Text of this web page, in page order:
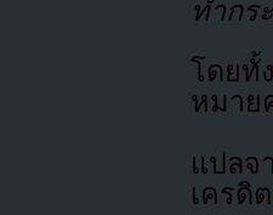
ทำกร
โดย
หมาย
แปล
เครดิ